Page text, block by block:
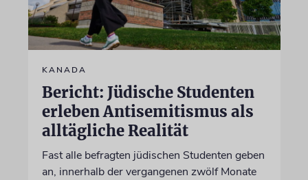
KANADA
Bericht: Jüdische Studenten
erleben Antisemitismus als
alltägliche Realität
Fast alle befragten jüdischen Studenten geben
an, innerhalb der vergangenen zwölf Monate